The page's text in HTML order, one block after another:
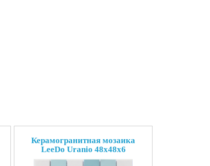
Керамогранитная мозаика
LeeDo Uranio 48x48x6